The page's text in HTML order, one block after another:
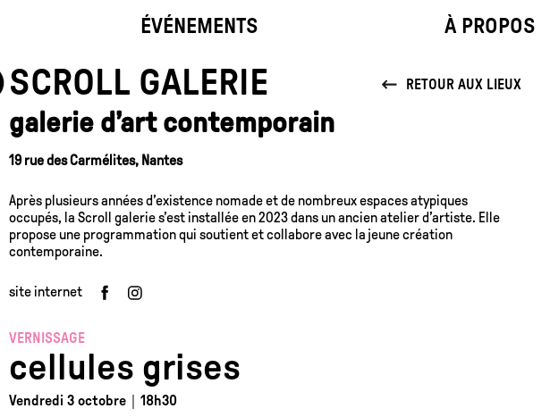
ÉVÉNEMENTS À PROPOS
SCROLL GALERIE RETOUR AUX LIEUX
galerie d’art contemporain
19 rue des Carmélites, Nantes
Après plusieurs années d’existence nomade et de nombreux espaces atypiques
occupés, la Scroll galerie s’est installée en 2023 dans un ancien atelier d’artiste. Elle
propose une programmation qui soutient et collabore avec la jeune création
contemporaine.
site internet
VERNISSAGE
cellules grises
Vendredi 3 octobre｜18h30